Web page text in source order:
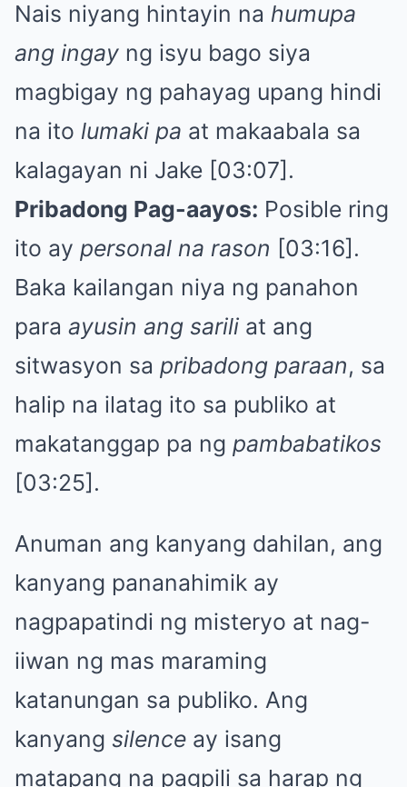
Nais niyang hintayin na humupa
ang ingay ng isyu bago siya
magbigay ng pahayag upang hindi
na ito lumaki pa at makaabala sa
kalagayan ni Jake [03:07].
Pribadong Pag-aayos: Posible ring
ito ay personal na rason [03:16].
Baka kailangan niya ng panahon
para ayusin ang sarili at ang
sitwasyon sa pribadong paraan, sa
halip na ilatag ito sa publiko at
makatanggap pa ng pambabatikos
[03:25].
Anuman ang kanyang dahilan, ang
kanyang pananahimik ay
nagpapatindi ng misteryo at nag-
iiwan ng mas maraming
katanungan sa publiko. Ang
kanyang silence ay isang
matapang na pagpili sa harap ng